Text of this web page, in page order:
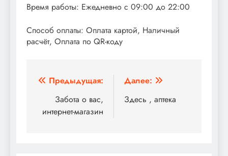
Время работы: Ежедневно с 09:00 до 22:00
Способ оплаты: Оплата картой, Наличный
расчёт, Оплата по QR-коду
Навигация
записям
Предыдущая:
Забота о вас,
интернет-магазин
Далее:
Здесь , аптека